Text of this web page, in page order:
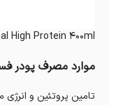
High Protein 400ml
موارد مصرف پودر
تامین پروتئین و انرژی